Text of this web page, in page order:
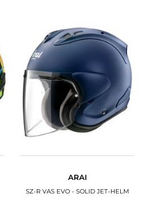
ARAI
SZ-R VAS EVO - SOLID JET-HELM